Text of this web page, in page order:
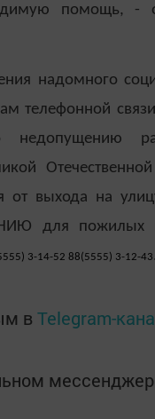
помощь, -
надомного
телефонной
от выхода на
для пожилых
3-14-52 88(5555) 3-12-43.
в Telegram-